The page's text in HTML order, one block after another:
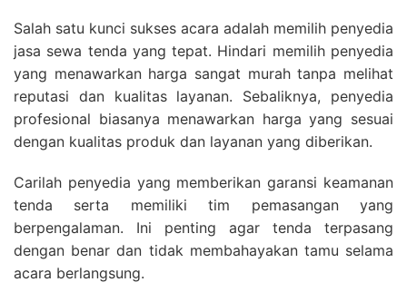
Salah satu kunci sukses acara adalah memilih penyedia
jasa sewa tenda yang tepat. Hindari memilih penyedia
yang menawarkan harga sangat murah tanpa melihat
reputasi dan kualitas layanan. Sebaliknya, penyedia
profesional biasanya menawarkan harga yang sesuai
dengan kualitas produk dan layanan yang diberikan.
Carilah penyedia yang memberikan garansi keamanan
tenda serta memiliki tim pemasangan yang
berpengalaman. Ini penting agar tenda terpasang
dengan benar dan tidak membahayakan tamu selama
acara berlangsung.